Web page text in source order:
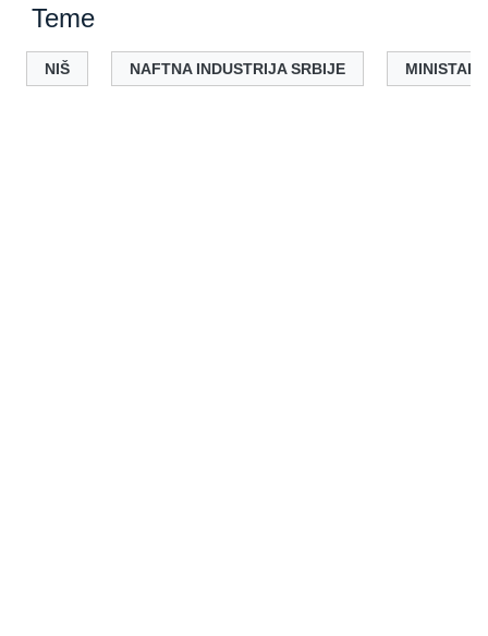
Teme
NIŠ NAFTNA INDUSTRIJA SRBIJE